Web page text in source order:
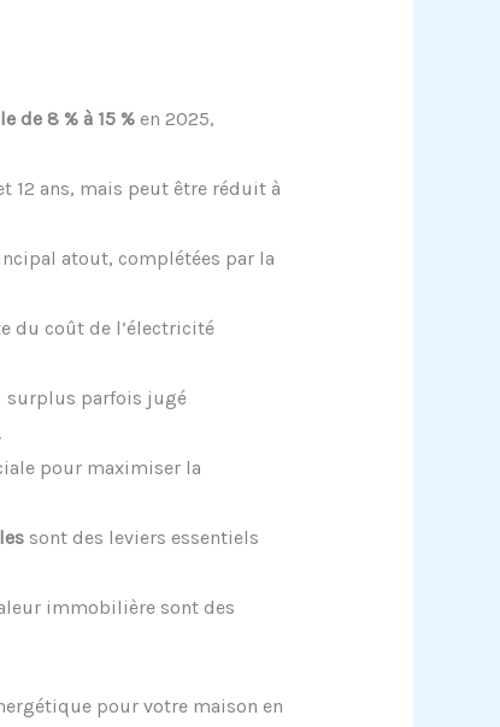
de 8 % à 15 %en 2025,
12 ans, mais peut être réduit à
atout, complétées par la
du coût de l’électricité
surplus parfois jugé
pour maximiser la
sont des leviers essentiels
immobilière sont des
pour votre maison en